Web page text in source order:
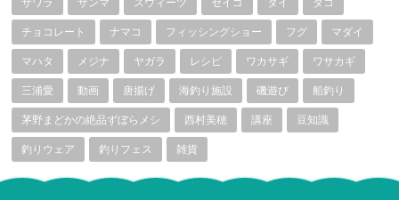
チョコレート ナマコ フィッシングショー フグ マダイ
マハタ メジナ ヤガラ レシピ ワカサギ ワサカギ
三浦愛 動画 唐揚げ 海釣り施設 磯遊び 船釣り
茅野まどかの絶品ずぼらメシ 西村美穂 講座 豆知識
釣りウェア 釣りフェス 雑貨